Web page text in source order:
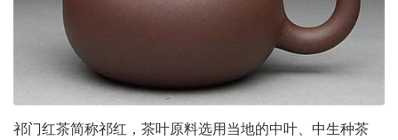
祁门红茶简称祁红，茶叶原料选用当地的中叶、中生种茶